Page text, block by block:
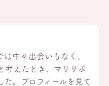
中々出会いもなく、
考えたとき、マリサポ
た。プロフィールを見て